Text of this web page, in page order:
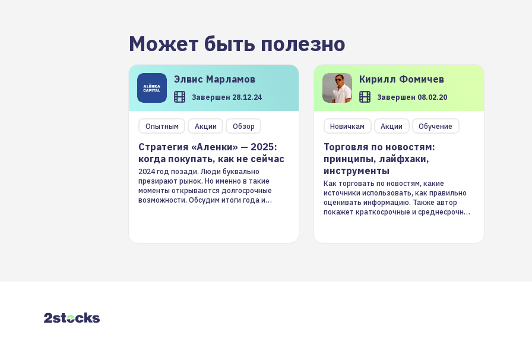
Может быть полезно
Элвис Марламов
Завершен 28.12.24
Опытным Акции Обзор
Стратегия «Аленки» — 2025:
когда покупать, как не сейчас
2024 год позади. Люди буквально
презирают рынок. Но именно в такие
моменты открываются долгосрочные
возможности. Обсудим итоги года и
Кирилл Фомичев
Завершен 08.02.20
Новичкам Акции Обучение
Торговля по новостям:
принципы, лайфхаки,
инструменты
Как торговать по новостям, какие
источники использовать, как правильно
оценивать информацию. Также автор
покажет краткосрочные и среднесрочные